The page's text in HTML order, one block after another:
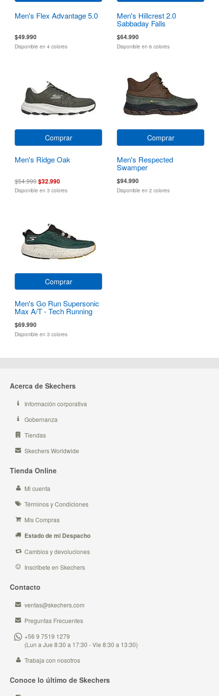
Men's Flex Advantage 5.0
$49.990
Disponible en 4 colores
Men's Hillcrest 2.0
Sabbaday Falls
$64.990
Disponible en 6 colores
Comprar
Men's Ridge Oak
$54.990$32.990
Disponible en 3 colores
Comprar
Men's Respected
Swamper
$94.990
Disponible en 2 colores
Comprar
Men's Go Run Supersonic
Max A/T - Tech Running
$69.990
Disponible en 3 colores
Acerca de Skechers
Información corporativa
Gobernanza
Tiendas
Skechers Worldwide
Tienda Online
Mi cuenta
Términos y Condiciones
Mis Compras
Estado de mi Despacho
Cambios y devoluciones
Inscribete en Skechers
Contacto
ventas@skechers.com
Preguntas Frecuentes
+56 9 7519 1279
(Lun a Jue 8:30 a 17:30 - Vie 8:30 a 13:30)
Trabaja con nosotros
Conoce lo último de Skechers